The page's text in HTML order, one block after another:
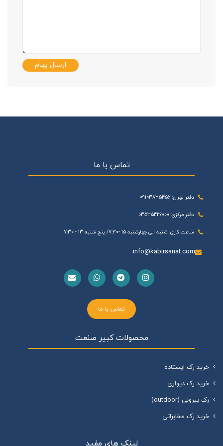
ارسال پیام
تماس با ما
دفتر تهران: 09103835456
دفتر مرکزی: 03535426000
ساعت کاری: شنبه الی چهارشنبه 15 -7:30/ پنج شنبه 13 - 7:30
info@kabirsanat.com
تماس با ما
محصولات کبیر صنعت
خرید رک ایستاده
خرید رک دیواری
رک بیرونی (outdoor)
خرید رک مخابراتی
لینک های مفید